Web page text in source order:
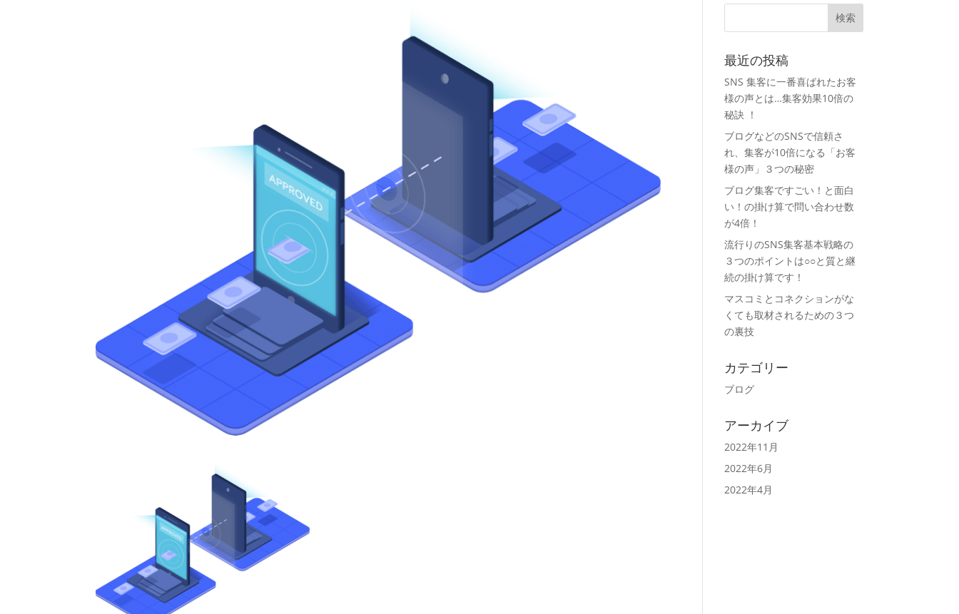
最近の投稿
SNS 集客に一番喜ばれたお客
様の声とは…集客効果10倍の
秘訣 ！
ブログなどのSNSで信頼さ
れ、集客が10倍になる「お客
様の声」３つの秘密
ブログ集客ですごい！と面白
い！の掛け算で問い合わせ数
が4倍！
流行りのSNS集客基本戦略の
３つのポイントは○○と質と継
続の掛け算です！
マスコミとコネクションがな
くても取材されるための３つ
の裏技
カテゴリー
ブログ
アーカイブ
2022年11月
2022年6月
2022年4月